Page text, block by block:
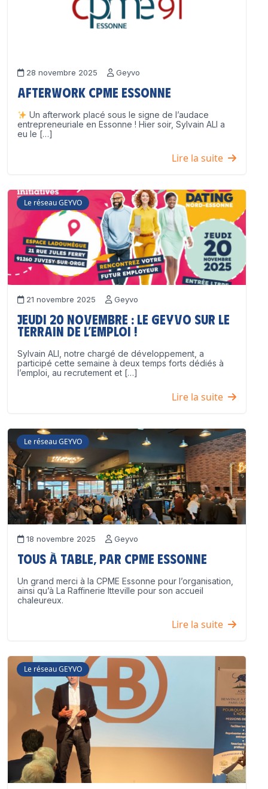
28 novembre 2025 Geyvo
Afterwork CPME Essonne
Un afterwork placé sous le signe de l’audace
entrepreneuriale en Essonne ! Hier soir, Sylvain ALI a
eu le […]
Lire la suite
Le réseau GEYVO
21 novembre 2025 Geyvo
Jeudi 20 novembre : le GEYVO sur le
terrain de l’emploi !
Sylvain ALI, notre chargé de développement, a
participé cette semaine à deux temps forts dédiés à
l’emploi, au recrutement et […]
Lire la suite
Le réseau GEYVO
18 novembre 2025 Geyvo
Tous à table, par CPME Essonne
Un grand merci à la CPME Essonne pour l’organisation,
ainsi qu’à La Raffinerie Itteville pour son accueil
chaleureux.
Lire la suite
Le réseau GEYVO